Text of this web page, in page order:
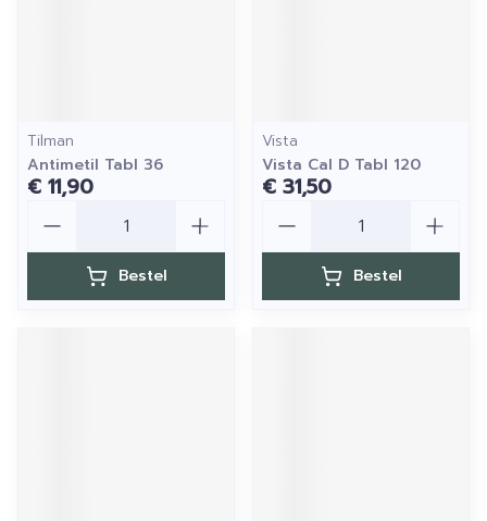
Tilman
Antimetil Tabl 36
€ 11,90
Bestel
Vista
Vista Cal D Tabl 120
€ 31,50
Bestel